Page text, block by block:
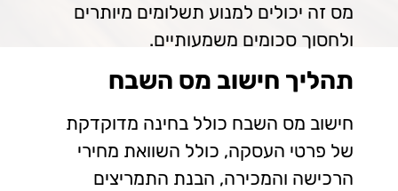
מס זה יכולים למנוע תשלומים מיותרים
ולחסוך סכומים משמעותיים.
תהליך חישוב מס השבח
חישוב מס השבח כולל בחינה מדוקדקת
של פרטי העסקה, כולל השוואת מחירי
הרכישה והמכירה, הבנת התמריצים